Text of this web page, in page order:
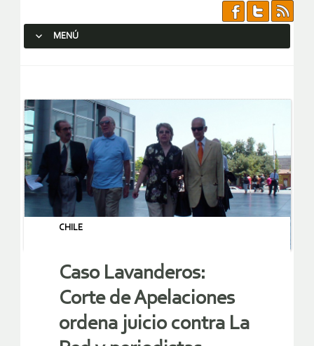
MENÚ
CHILE
Caso Lavanderos:
Corte de Apelaciones
ordena juicio contra La